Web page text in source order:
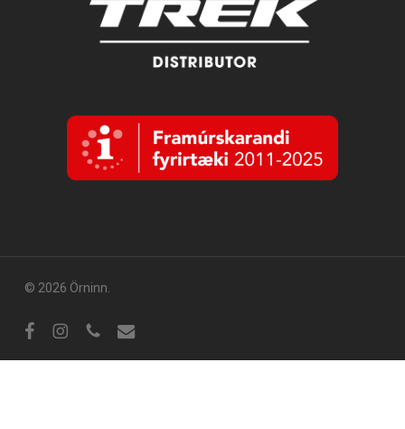
© 2026 Örninn.
FacebookInstagram
sími tölvupóstur